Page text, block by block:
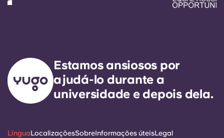
Estamos ansiosos por
ajudá-lo durante a
universidade e depois dela.
LínguaLocalizaçõesSobreInformações úteisLegal